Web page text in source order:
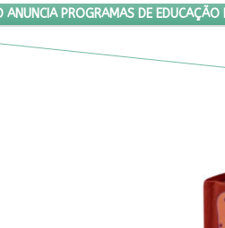
FRANCO ANUNCIA
ANUNCIA PROGRAMAS DE EDUCAÇÃO